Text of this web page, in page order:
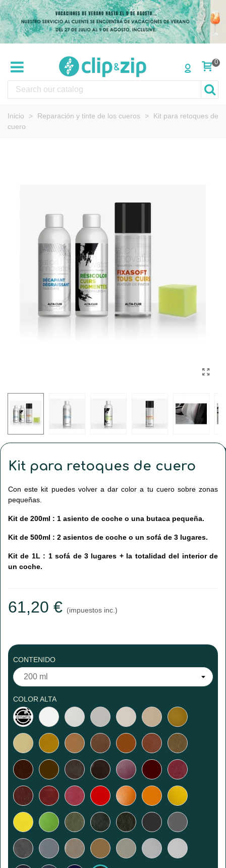
0
Inicio > Reparación y tinte de los cueros >
Kit para retoques de
cuero
Kit para retoques de cuero
Con este kit puedes volver a dar color a tu cuero sobre zonas
pequeñas.
Kit de 200ml : 1 asiento de coche o una butaca pequeña.
Kit de 500ml : 2 asientos de coche o un sofá de 3 lugares.
Kit de 1L : 1 sofá de 3 lugares + la totalidad del interior de
un coche.
61,20 € (impuestos inc.)
CONTENIDO
COLOR ALTA
Color
a
medida
Blanco
Blanco
arena
Blanco
opaco
Beige
salmón
Arena
rosa
Miel
Paja CamelloCarameloAvellanaPardo
Marrón
claro
Bronce
Marrón
oscuro
Café CastañaChocolate
negro
Uva BurdeosFrambuesa
Lías
de
vino
Rojo
medio
Fuchsia Rojo Azafrán Naranja Curry
Amarillo ManzanaVerde
oliva
Verde
abeto
Caqui AntracitaGris
ratón
Gris
medio
HormigónGris
topo
Lino
Gris
masilla
Gris
claro
Gris
luminoso